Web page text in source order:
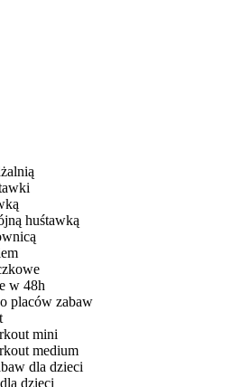
huśtawką
w 48h
placów zabaw
mini
medium
dla dzieci
dzieci